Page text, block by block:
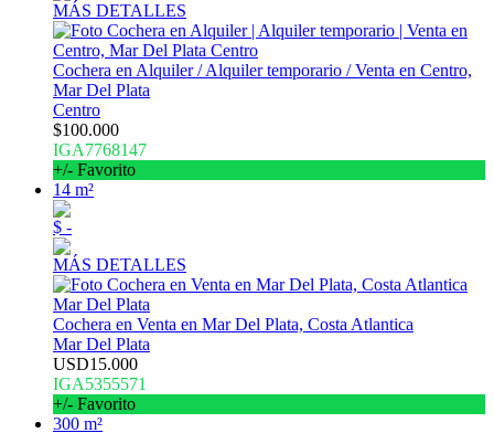
MÁS DETALLES
Cochera en Alquiler / Alquiler temporario / Venta en Centro,
Mar Del Plata
Centro
$100.000
IGA7768147
+/- Favorito
14 m²
$ -
MÁS DETALLES
Cochera en Venta en Mar Del Plata, Costa Atlantica
Mar Del Plata
USD15.000
IGA5355571
+/- Favorito
300 m²